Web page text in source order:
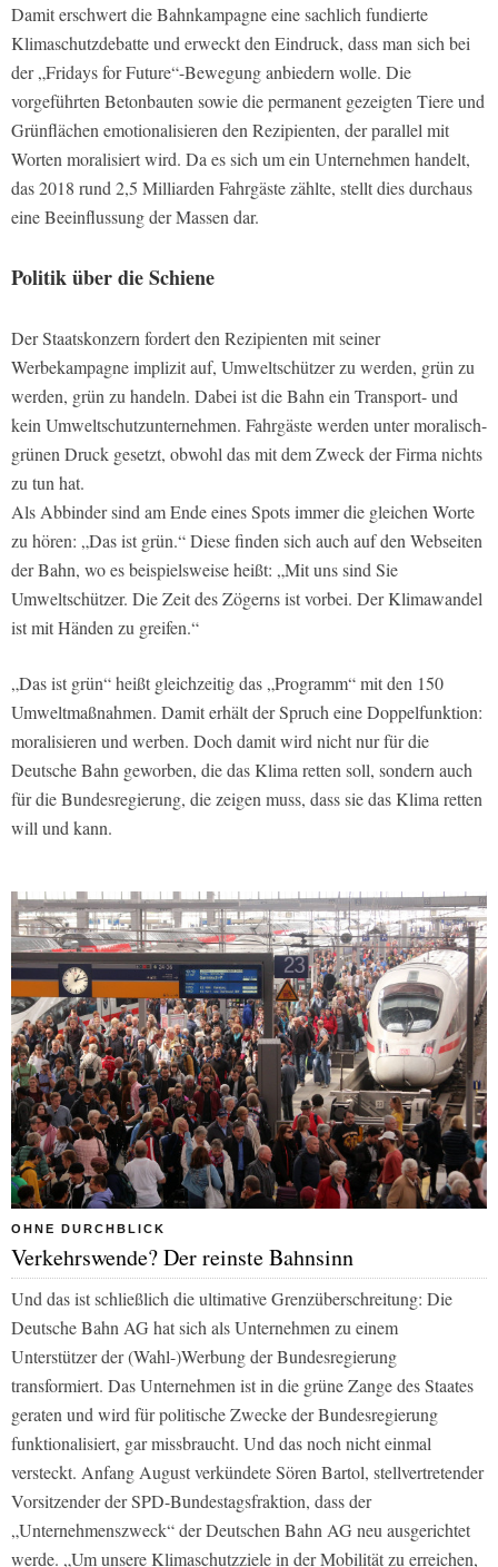
Damit erschwert die Bahnkampagne eine sachlich fundierte
Klimaschutzdebatte und erweckt den Eindruck, dass man sich bei
der „Fridays for Future“-Bewegung anbiedern wolle. Die
vorgeführten Betonbauten sowie die permanent gezeigten Tiere und
Grünflächen emotionalisieren den Rezipienten, der parallel mit
Worten moralisiert wird. Da es sich um ein Unternehmen handelt,
das 2018 rund 2,5 Milliarden Fahrgäste zählte, stellt dies durchaus
eine Beeinflussung der Massen dar.
Politik über die Schiene
Der Staatskonzern fordert den Rezipienten mit seiner
Werbekampagne implizit auf, Umweltschützer zu werden, grün zu
werden, grün zu handeln. Dabei ist die Bahn ein Transport- und
kein Umweltschutzunternehmen. Fahrgäste werden unter moralisch-
grünen Druck gesetzt, obwohl das mit dem Zweck der Firma nichts
zu tun hat.
Als Abbinder sind am Ende eines Spots immer die gleichen Worte
zu hören: „Das ist grün.“ Diese finden sich auch auf den Webseiten
der Bahn, wo es beispielsweise heißt: „Mit uns sind Sie
Umweltschützer. Die Zeit des Zögerns ist vorbei. Der Klimawandel
ist mit Händen zu greifen.“
„Das ist grün“ heißt gleichzeitig das „Programm“ mit den 150
Umweltmaßnahmen. Damit erhält der Spruch eine Doppelfunktion:
moralisieren und werben. Doch damit wird nicht nur für die
Deutsche Bahn geworben, die das Klima retten soll, sondern auch
für die Bundesregierung, die zeigen muss, dass sie das Klima retten
will und kann.
OHNE DURCHBLICK
Verkehrswende? Der reinste Bahnsinn
Und das ist schließlich die ultimative Grenzüberschreitung: Die
Deutsche Bahn AG hat sich als Unternehmen zu einem
Unterstützer der (Wahl-)Werbung der Bundesregierung
transformiert. Das Unternehmen ist in die grüne Zange des Staates
geraten und wird für politische Zwecke der Bundesregierung
funktionalisiert, gar missbraucht. Und das noch nicht einmal
versteckt. Anfang August verkündete Sören Bartol, stellvertretender
Vorsitzender der SPD-Bundestagsfraktion, dass der
„Unternehmenszweck“ der Deutschen Bahn AG neu ausgerichtet
werde. „Um unsere Klimaschutzziele in der Mobilität zu erreichen,